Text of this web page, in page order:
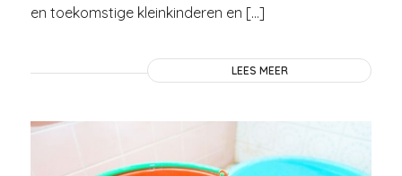
en toekomstige kleinkinderen en […]
LEES MEER